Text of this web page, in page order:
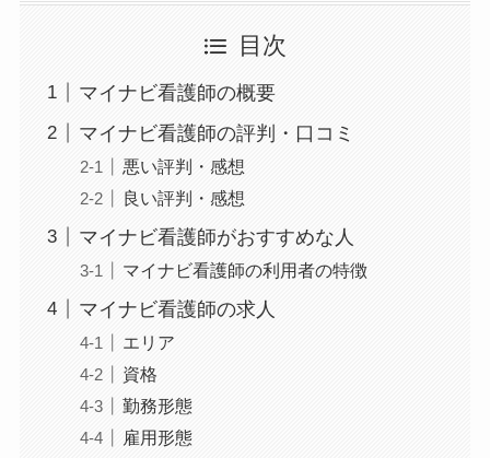
目次
マイナビ看護師の概要
マイナビ看護師の評判・口コミ
悪い評判・感想
良い評判・感想
マイナビ看護師がおすすめな人
マイナビ看護師の利用者の特徴
マイナビ看護師の求人
エリア
資格
勤務形態
雇用形態